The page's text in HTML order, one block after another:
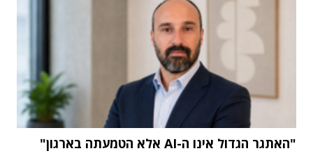
"האתגר הגדול אינו ה-AI אלא הטמעתה בארגון"